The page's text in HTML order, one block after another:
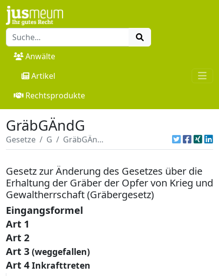
Anwälte
Artikel
Rechtsprodukte
GräbGÄndG
Gesetze G GräbGÄndG
Gesetz zur Änderung des Gesetzes über die
Erhaltung der Gräber der Opfer von Krieg und
Gewaltherrschaft (Gräbergesetz)
Eingangsformel
Art 1
Art 2
Art 3 (weggefallen)
Art 4 Inkrafttreten